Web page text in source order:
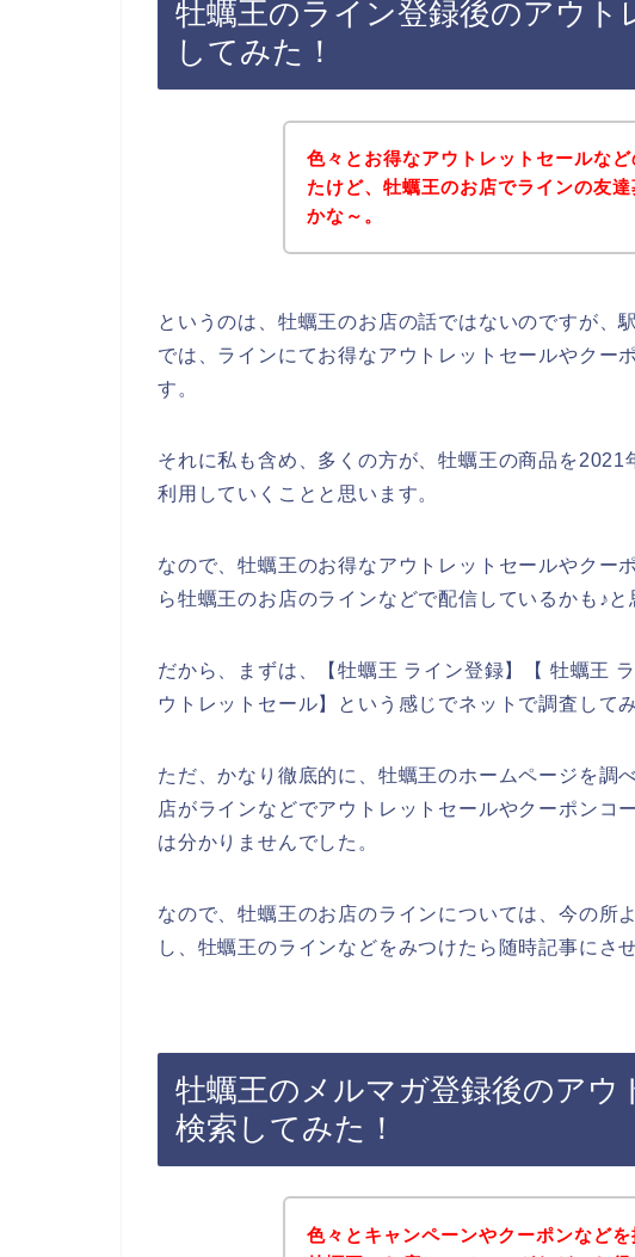
牡蠣王のライン登録後のアウト
してみた！
色々とお得なアウトレットセールな
たけど、牡蠣王のお店でラインの友
かな～。
というのは、牡蠣王のお店の話ではないのですが、
では、ラインにてお得なアウトレットセールやクー
す。
それに私も含め、多くの方が、牡蠣王の商品を
利用していくことと思います。
なので、牡蠣王のお得なアウトレットセールやクー
ら牡蠣王のお店のラインなどで配信しているかも♪と
だから、まずは、【牡蠣王 ライン登録】【 牡蠣王
ウトレットセール】という感じでネットで調査して
ただ、かなり徹底的に、牡蠣王のホームページを調
店がラインなどでアウトレットセールやクーポンコ
は分かりませんでした。
なので、牡蠣王のお店のラインについては、今の所
し、牡蠣王のラインなどをみつけたら随時記事にさ
牡蠣王のメルマガ登録後のア
検索してみた！
色々とキャンペーンやクーポンなどを